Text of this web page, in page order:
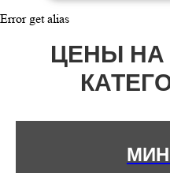
Error get alias
ЦЕНЫ НА